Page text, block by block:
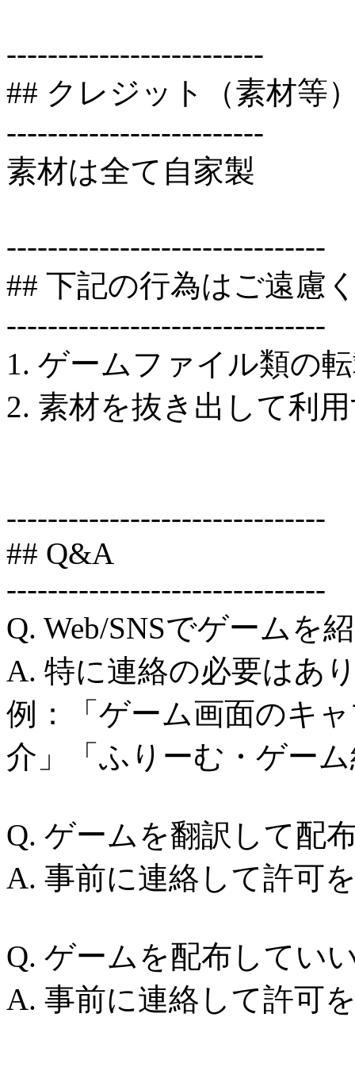
-------------------------
## クレジット（素材等
-------------------------
素材は全て自家製
-------------------------------
## 下記の行為はご遠慮
-------------------------------
1. ゲームファイル類の
2. 素材を抜き出して利
-------------------------------
## Q&A
-------------------------------
Q. Web/SNSでゲームを
A. 特に連絡の必要はあ
例：「ゲーム画面のキ
介」「ふりーむ・ゲー
Q. ゲームを翻訳して配
A. 事前に連絡して許可
Q. ゲームを配布してい
A. 事前に連絡して許可